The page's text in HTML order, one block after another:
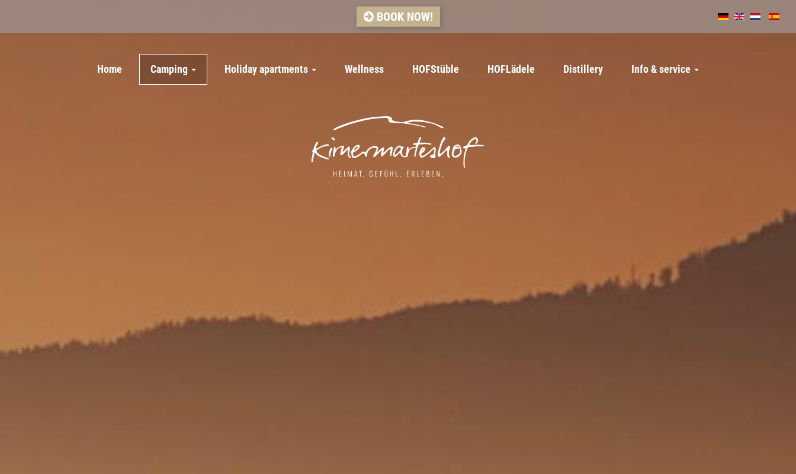
BOOK NOW!
Home Camping Holiday apartments Wellness HOFStüble HOFLädele Distillery Info & service